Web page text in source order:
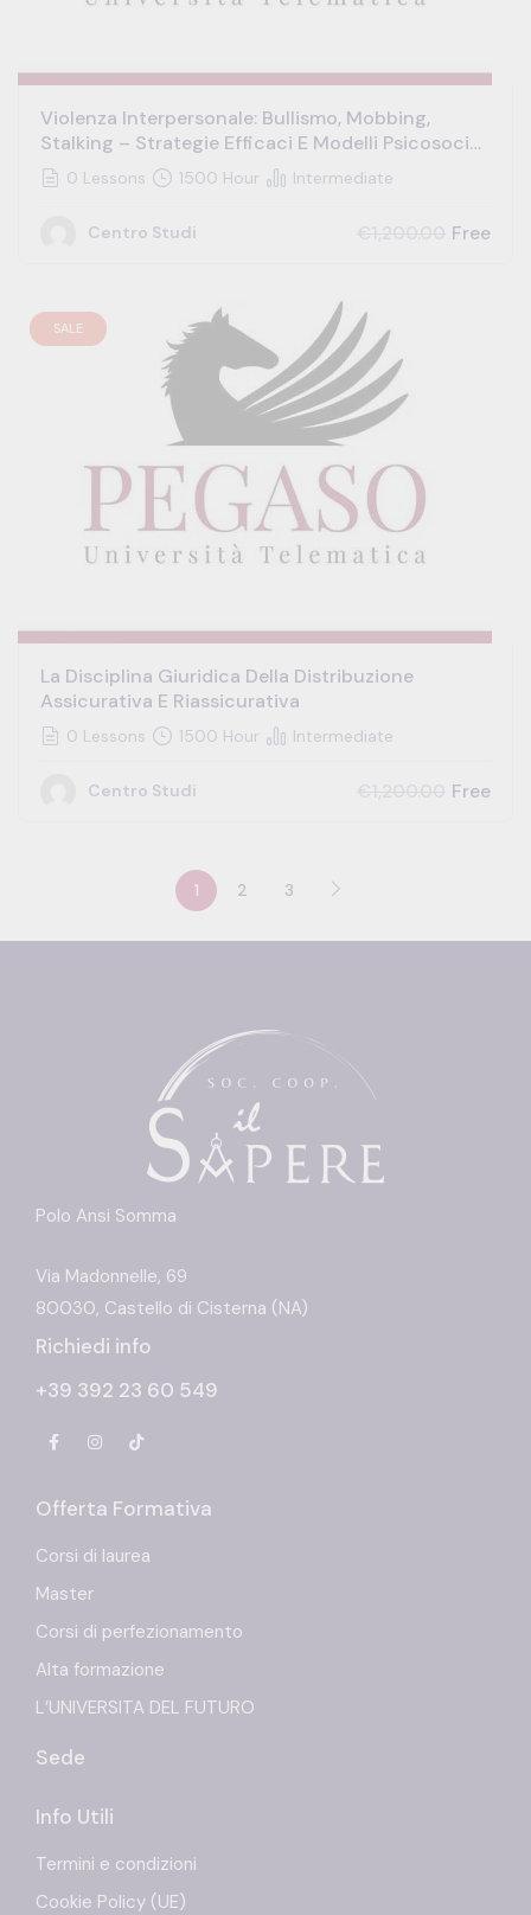
Violenza Interpersonale: Bullismo, Mobbing,
Stalking – Strategie Efficaci E Modelli Psicosociali
Integrati Per L’identificazione E La Gestione Dei
Conflitti E Dei Comportamenti Aggressivi In
0 Lessons 1500 Hour Intermediate
Centro Studi Free
SALE
La Disciplina Giuridica Della Distribuzione
Assicurativa E Riassicurativa
0 Lessons 1500 Hour Intermediate
Centro Studi Free
1 2 3
Polo Ansi Somma
Via Madonnelle, 69
80030, Castello di Cisterna (NA)
Richiedi info
+39 392 23 60 549
Offerta Formativa
Corsi di laurea
Master
Corsi di perfezionamento
Alta formazione
L’UNIVERSITA DEL FUTURO
Sede
Info Utili
Termini e condizioni
Cookie Policy (UE)